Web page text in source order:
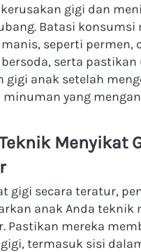
gigi dan
Batasi konsumsi
seperti permen,
serta
gigi anak setelah
yang
Menyikat
gigi secara teratur,
anak Anda teknik
Pastikan mereka
termasuk sisi